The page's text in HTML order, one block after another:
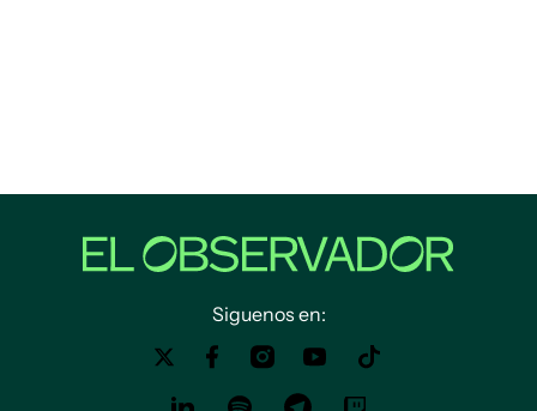
Siguenos en: